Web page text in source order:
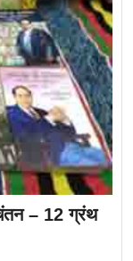
– 12 ग्रंथ